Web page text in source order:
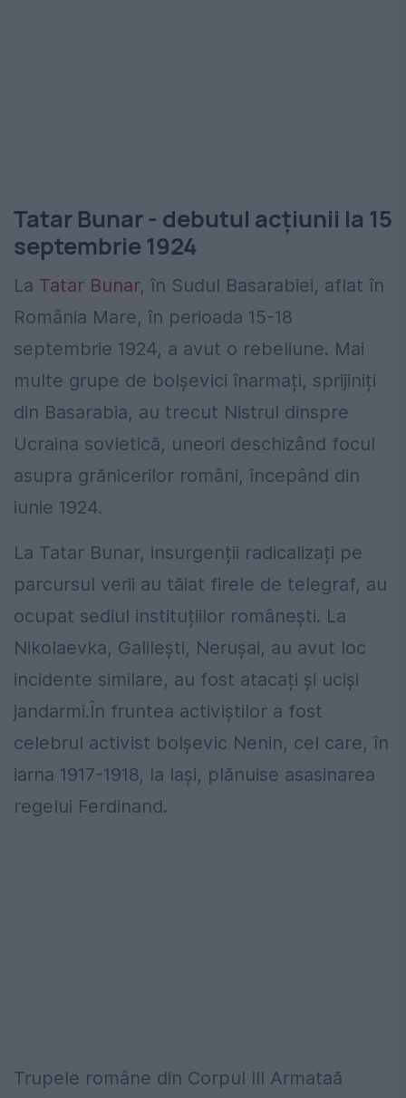
Tatar Bunar - debutul acțiunii la 15
septembrie 1924
La Tatar Bunar, în Sudul Basarabiei, aflat în
România Mare, în perioada 15-18
septembrie 1924, a avut o rebeliune. Mai
multe grupe de bolșevici înarmați, sprijiniți
din Basarabia, au trecut Nistrul dinspre
Ucraina sovietică, uneori deschizând focul
asupra grănicerilor români, începând din
iunie 1924.
La Tatar Bunar, insurgenții radicalizați pe
parcursul verii au tăiat firele de telegraf, au
ocupat sediul instituțiilor românești. La
Nikolaevka, Galilești, Nerușai, au avut loc
incidente similare, au fost atacați și uciși
jandarmi.În fruntea activiștilor a fost
celebrul activist bolșevic Nenin, cel care, în
iarna 1917-1918, la Iași, plănuise asasinarea
regelui Ferdinand.
Trupele române din Corpul III Armataă